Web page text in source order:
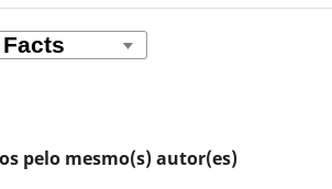
pelo mesmo(s) autor(es)